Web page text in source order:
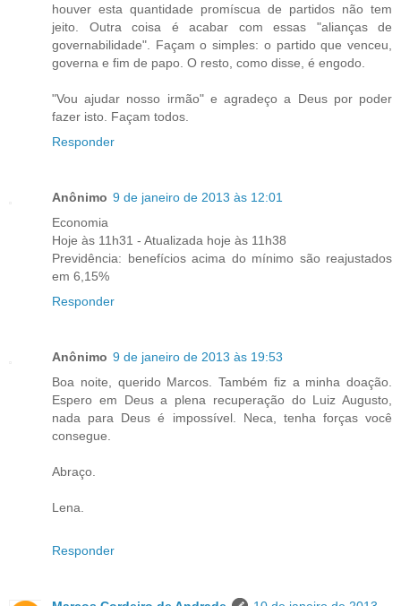
houver esta quantidade promíscua de partidos não tem
jeito. Outra coisa é acabar com essas "alianças de
governabilidade". Façam o simples: o partido que venceu,
governa e fim de papo. O resto, como disse, é engodo.
"Vou ajudar nosso irmão" e agradeço a Deus por poder
fazer isto. Façam todos.
Responder
Anônimo 9 de janeiro de 2013 às 12:01
Economia
Hoje às 11h31 - Atualizada hoje às 11h38
Previdência: benefícios acima do mínimo são reajustados
em 6,15%
Responder
Anônimo 9 de janeiro de 2013 às 19:53
Boa noite, querido Marcos. Também fiz a minha doação.
Espero em Deus a plena recuperação do Luiz Augusto,
nada para Deus é impossível. Neca, tenha forças você
consegue.
Abraço.
Lena.
Responder